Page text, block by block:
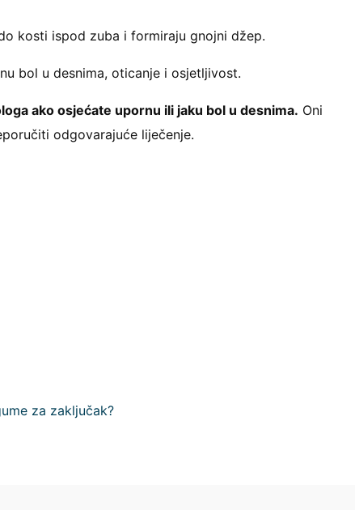
kosti ispod zuba i formiraju gnojni džep.
bol u desnima, oticanje i osjetljivost.
ako osjećate upornu ili jaku bol u desnima. Oni
odgovarajuće liječenje.
za zaključak?